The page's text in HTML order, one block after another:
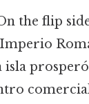
the flip
isla